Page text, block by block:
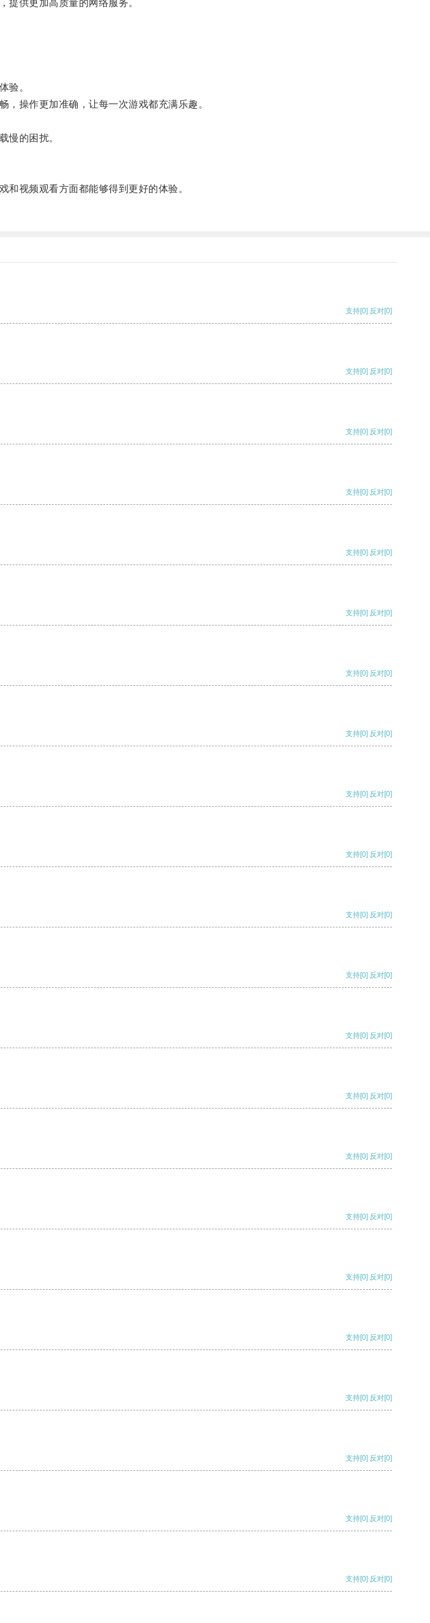
供更加高质量的网络服务。
验。
操作更加准确，让每一次游戏都充满乐趣。
慢的困扰。
视频观看方面都能够得到更好的体验。
支持[0] 反对[0]
支持[0] 反对[0]
支持[0] 反对[0]
支持[0] 反对[0]
支持[0] 反对[0]
支持[0] 反对[0]
支持[0] 反对[0]
支持[0] 反对[0]
支持[0] 反对[0]
支持[0] 反对[0]
支持[0] 反对[0]
支持[0] 反对[0]
支持[0] 反对[0]
支持[0] 反对[0]
支持[0] 反对[0]
支持[0] 反对[0]
支持[0] 反对[0]
支持[0] 反对[0]
支持[0] 反对[0]
支持[0] 反对[0]
支持[0] 反对[0]
支持[0] 反对[0]